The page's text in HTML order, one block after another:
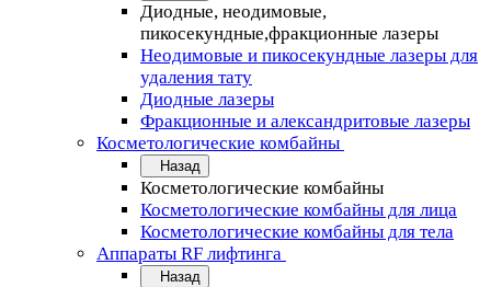
Диодные, неодимовые,
пикосекундные,фракционные лазеры
Неодимовые и пикосекундные лазеры для
удаления тату
Диодные лазеры
Фракционные и александритовые лазеры
Косметологические комбайны
Назад
Косметологические комбайны
Косметологические комбайны для лица
Косметологические комбайны для тела
Аппараты RF лифтинга
Назад